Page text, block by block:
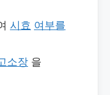
시효 여부를
소장 을